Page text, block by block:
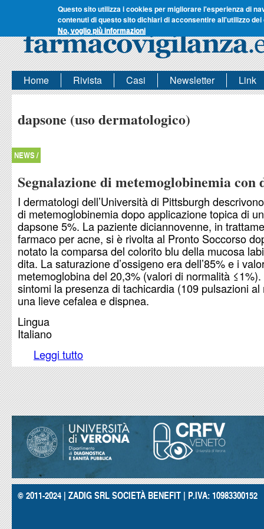
Questo sito utilizza i cookies per migliorare l'esperienza di
contenuti di questo sito dichiari di acconsentire all'utilizzo dei
No, voglio più informazioni
Home Rivista Casi Newsletter Link
dapsone (uso dermatologico)
NEWS /
Segnalazione di metemoglobinemia con
I dermatologi dell’Università di Pittsburgh
di metemoglobinemia dopo applicazione topica di
dapsone 5%. La paziente diciannovenne, in
farmaco per acne, si è rivolta al Pronto Soccorso
notato la comparsa del colorito blu della mucosa
dita. La saturazione d’ossigeno era dell’85% e i
metemoglobina del 20,3% (valori di normalità
sintomi la presenza di tachicardia (109 pulsazioni al
una lieve cefalea e dispnea.
Lingua
Italiano
Leggi tutto
© 2011-2024 | ZADIG SRL SOCIETÀ BENEFIT | P.IVA: 10983300152